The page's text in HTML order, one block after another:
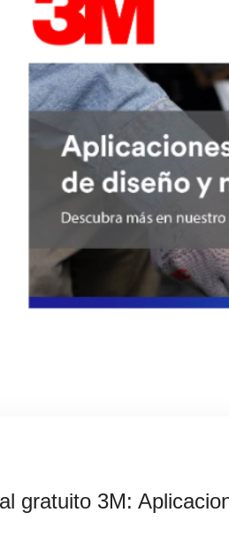
gratuito 3M: